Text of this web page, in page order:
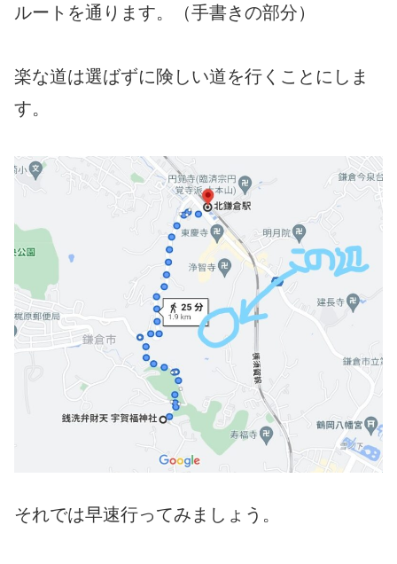
ルートを通ります。（手書きの部分）
楽な道は選ばずに険しい道を行くことにしま
す。
それでは早速行ってみましょう。